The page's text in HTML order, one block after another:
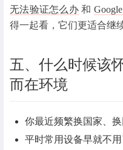
无法验证怎么办 和
得一起看，它们更适合继
五、什么时候该
而在环境
你最近频繁换国家、换
平时常用设备早就不